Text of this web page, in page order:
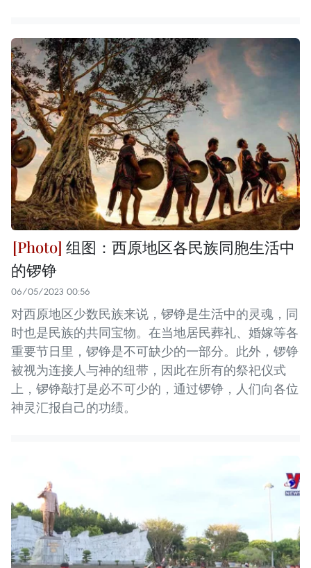
组图：西原地区各民族同胞生活中
的锣铮
06/05/2023 00:56
对西原地区少数民族来说，锣铮是生活中的灵魂，同
时也是民族的共同宝物。在当地居民葬礼、婚嫁等各
重要节日里，锣铮是不可缺少的一部分。此外，锣铮
被视为连接人与神的纽带，因此在所有的祭祀仪式
上，锣铮敲打是必不可少的，通过锣铮，人们向各位
神灵汇报自己的功绩。